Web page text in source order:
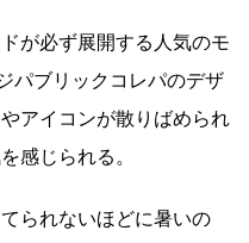
が必ず展開する人気のモ
パブリックコレパのデザ
アイコンが散りばめられ
感じられる。
られないほどに暑いの